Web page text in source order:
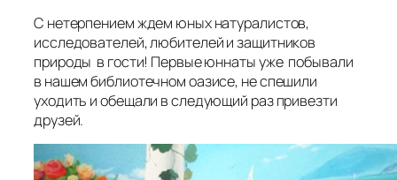
С нетерпением ждем юных натуралистов,
исследователей, любителей и защитников
природы в гости! Первые юннаты уже побывали
в нашем библиотечном оазисе, не спешили
уходить и обещали в следующий раз привезти
друзей.